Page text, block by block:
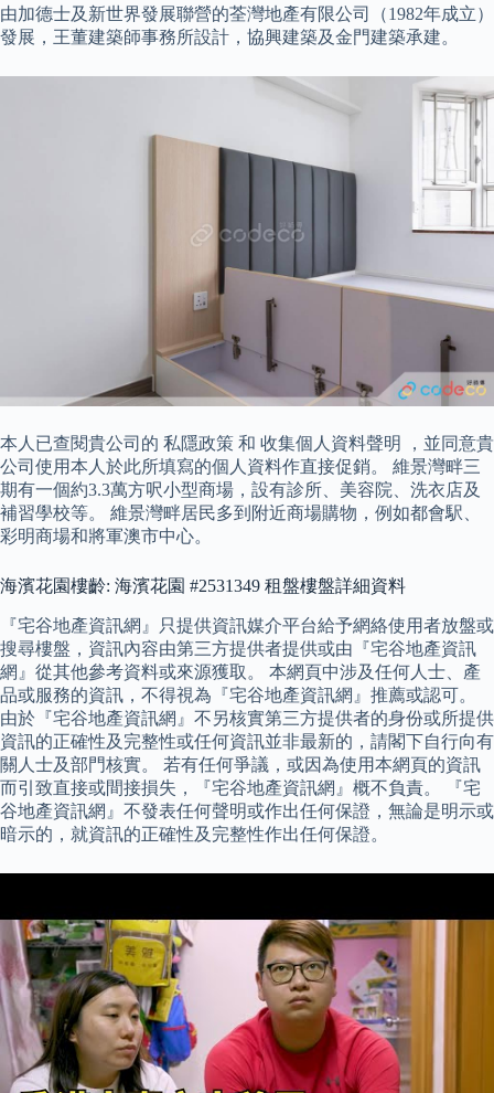
由加德士及新世界發展聯營的荃灣地產有限公司（1982年成立）
發展，王董建築師事務所設計，協興建築及金門建築承建。
本人已查閱貴公司的 私隱政策 和 收集個人資料聲明 ，並同意貴
公司使用本人於此所填寫的個人資料作直接促銷。 維景灣畔三
期有一個約3.3萬方呎小型商場，設有診所、美容院、洗衣店及
補習學校等。 維景灣畔居民多到附近商場購物，例如都會駅、
彩明商場和將軍澳市中心。
海濱花園樓齡: 海濱花園 #2531349 租盤樓盤詳細資料
『宅谷地產資訊網』只提供資訊媒介平台給予網絡使用者放盤或
搜尋樓盤，資訊內容由第三方提供者提供或由『宅谷地產資訊
網』從其他參考資料或來源獲取。 本網頁中涉及任何人士、產
品或服務的資訊，不得視為『宅谷地產資訊網』推薦或認可。
由於『宅谷地產資訊網』不另核實第三方提供者的身份或所提供
資訊的正確性及完整性或任何資訊並非最新的，請閣下自行向有
關人士及部門核實。 若有任何爭議，或因為使用本網頁的資訊
而引致直接或間接損失，『宅谷地產資訊網』概不負責。 『宅
谷地產資訊網』不發表任何聲明或作出任何保證，無論是明示或
暗示的，就資訊的正確性及完整性作出任何保證。